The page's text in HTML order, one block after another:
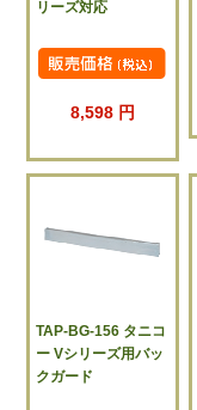
リーズ対応
8,598 円
TAP-BG-156 タニコ
ー Vシリーズ用バッ
クガード